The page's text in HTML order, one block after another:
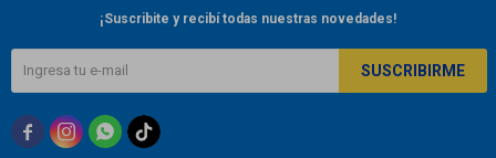
¡Suscribite y recibí todas nuestras novedades!
SUSCRIBIRME
  